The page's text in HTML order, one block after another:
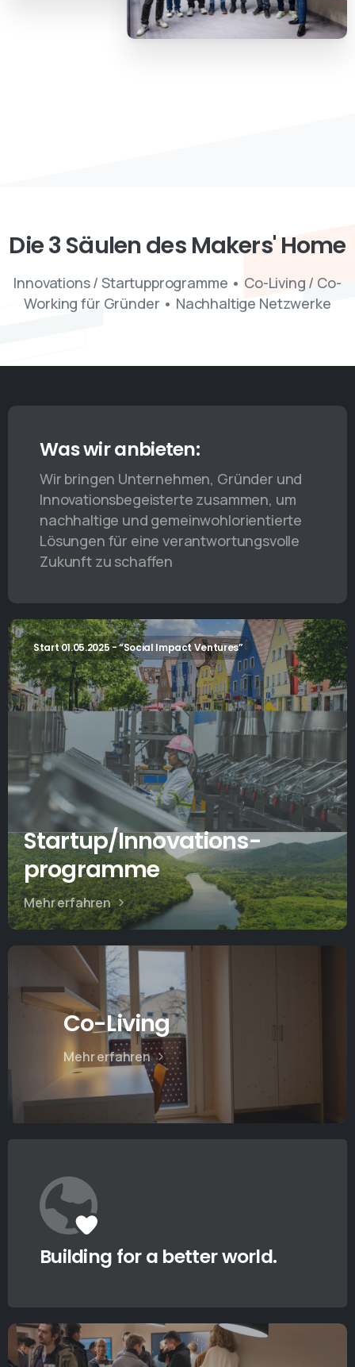
Die3 Säulendes Makers' Home
Innovations / Startupprogramme • Co-Living / Co-
Working für Gründer • Nachhaltige Netzwerke
Was wir anbieten:
Wir bringen Unternehmen, Gründer und
Innovationsbegeisterte zusammen, um
nachhaltige und gemeinwohlorientierte
Lösungen für eine verantwortungsvolle
Zukunft zu schaffen
Start 01.05.2025 - “Social Impact Ventures”
Startup/Innovations-
programme
Mehr erfahren
Co-Living
Mehr erfahren
Building for a better world.